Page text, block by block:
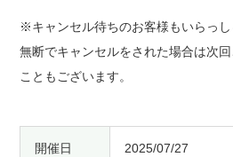
※キャンセル待ちのお客様もいらっし
無断でキャンセルをされた場合は次
こともございます。
開催日 2025/07/27